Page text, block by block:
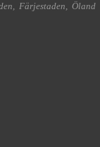
, Färjestaden, Öland